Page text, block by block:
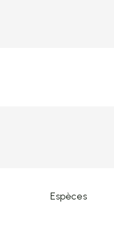
Espèces